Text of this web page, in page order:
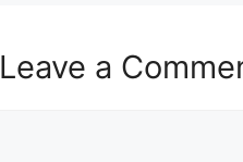
Leave a